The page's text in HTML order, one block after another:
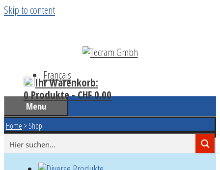
Skip to content
Français
Ihr Warenkorb:
0 Produkte -CHF0.00
Menu
Home >Shop